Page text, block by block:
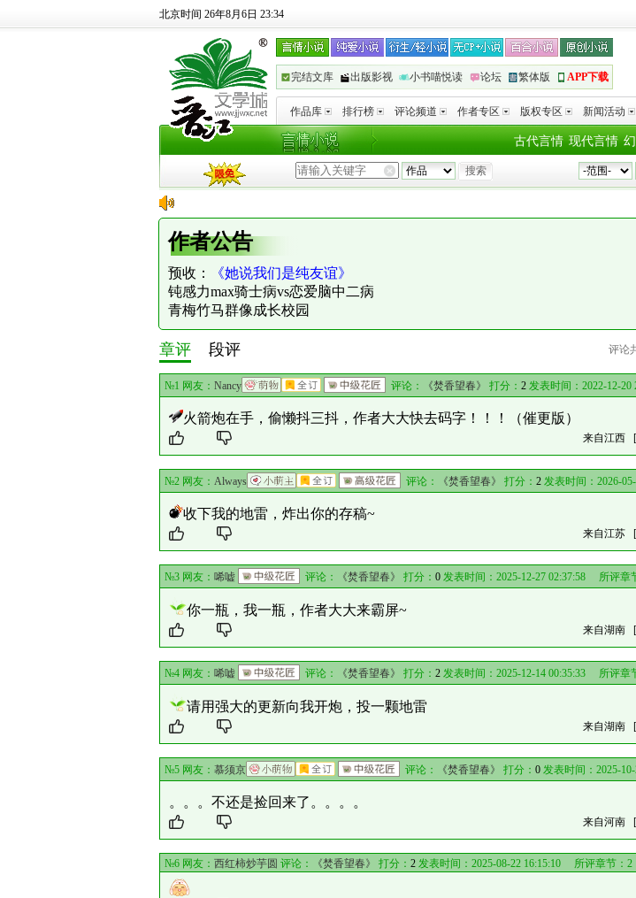
北京时间 26年8月6日 23:34
完结文库 出版影视 小书喵悦读 论坛 繁体版 APP下载
作品库 排行榜 评论频道 作者专区 版权专区 新闻活动
现代言情
古代言情
作者公告
预收：
《她说我们是纯友谊》
钝感力max骑士病vs恋爱脑中二病
青梅竹马群像成长校园
章评 段评 评论
№1 网友： Nancy 评论： 《焚香望春》 打分： 2发表时间：2022-12-
火箭炮在手，偷懒抖三抖，作者大大快去码字！！！（催更版）
来自江西
№2 网友： Always 评论： 《焚香望春》 打分： 2 发表时间：2026-
收下我的地雷，炸出你的存稿~
来自江苏
№3 网友： 唏嘘 评论： 《焚香望春》 打分： 0发表时间：2025-12-27 02:37:58 所评章
你一瓶，我一瓶，作者大大来霸屏~
来自湖南
№4 网友： 唏嘘 评论： 《焚香望春》 打分： 2发表时间：2025-12-14 00:35:33 所评章
请用强大的更新向我开炮，投一颗地雷
来自湖南
№5 网友： 慕须京 评论： 《焚香望春》 打分： 0 发表时间：2025-
。。。不还是捡回来了。。。。
来自河南
№6 网友： 西红柿炒芋圆 评论： 《焚香望春》 打分： 2 发表时间：2025-08-22 16:15:10 所评章节： 2